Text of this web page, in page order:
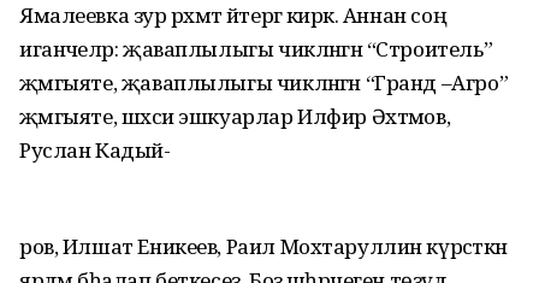
Ямалеевка зур рәхмәт әйтергә кирәк. Аннан соң
иганәчеләр: җаваплылыгы чикләнгән “Строитель”
җәмгыяте, җаваплылыгы чикләнгән “Гранд –Агро”
җәмгыяте, шәхси эшкуарлар Илфир Әхтәмов,
Руслан Кадый-
ров, Илшат Еникеев, Раил Мохтаруллин күрсәткән